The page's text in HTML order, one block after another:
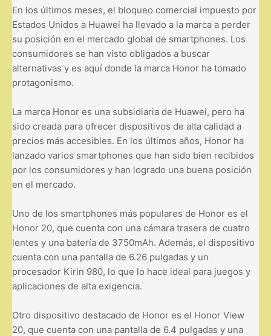
En los últimos meses, el bloqueo comercial impuesto por
Estados Unidos a Huawei ha llevado a la marca a perder
su posición en el mercado global de smartphones. Los
consumidores se han visto obligados a buscar
alternativas y es aquí donde la marca Honor ha tomado
protagonismo.
La marca Honor es una subsidiaria de Huawei, pero ha
sido creada para ofrecer dispositivos de alta calidad a
precios más accesibles. En los últimos años, Honor ha
lanzado varios smartphones que han sido bien recibidos
por los consumidores y han logrado una buena posición
en el mercado.
Uno de los smartphones más populares de Honor es el
Honor 20, que cuenta con una cámara trasera de cuatro
lentes y una batería de 3750mAh. Además, el dispositivo
cuenta con una pantalla de 6.26 pulgadas y un
procesador Kirin 980, lo que lo hace ideal para juegos y
aplicaciones de alta exigencia.
Otro dispositivo destacado de Honor es el Honor View
20, que cuenta con una pantalla de 6.4 pulgadas y una